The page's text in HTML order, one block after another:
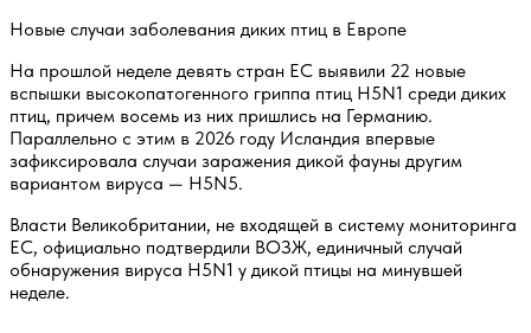
Новые случаи заболевания диких птиц в Европе
На прошлой неделе девять стран ЕС выявили 22 новые
вспышки высокопатогенного гриппа птиц H5N1 среди диких
птиц, причем восемь из них пришлись на Германию.
Параллельно с этим в 2026 году Исландия впервые
зафиксировала случаи заражения дикой фауны другим
вариантом вируса — H5N5.
Власти Великобритании, не входящей в систему мониторинга
ЕС, официально подтвердили ВОЗЖ, единичный случай
обнаружения вируса H5N1 у дикой птицы на минувшей
неделе.